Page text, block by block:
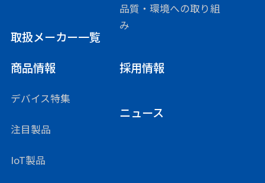
取扱メーカー一覧
品質・環境への取り組
み
商品情報
デバイス特集
注目製品
IoT製品
採用情報
ニュース